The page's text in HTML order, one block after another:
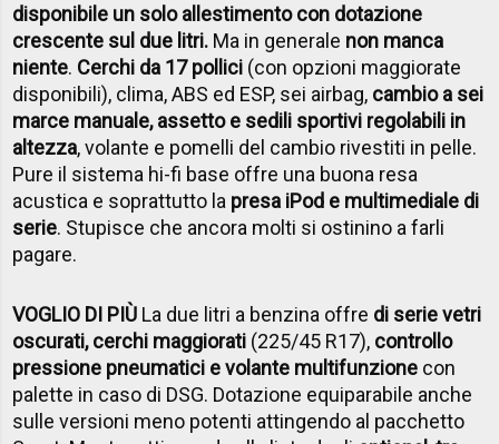
disponibile un solo allestimento con dotazione
crescente sul due litri. Ma in generale non manca
niente. Cerchi da 17 pollici (con opzioni maggiorate
disponibili), clima, ABS ed ESP, sei airbag, cambio a sei
marce manuale, assetto e sedili sportivi regolabili in
altezza, volante e pomelli del cambio rivestiti in pelle.
Pure il sistema hi-fi base offre una buona resa
acustica e soprattutto la presa iPod e multimediale di
serie. Stupisce che ancora molti si ostinino a farli
pagare.
VOGLIO DI PIÙ La due litri a benzina offre di serie vetri
oscurati, cerchi maggiorati (225/45 R17), controllo
pressione pneumatici e volante multifunzione con
palette in caso di DSG. Dotazione equiparabile anche
sulle versioni meno potenti attingendo al pacchetto